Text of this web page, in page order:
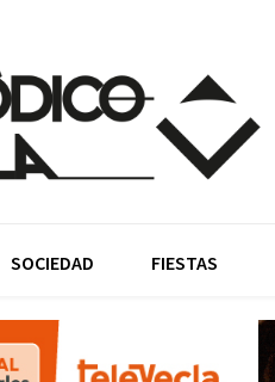
SOCIEDAD FIESTAS